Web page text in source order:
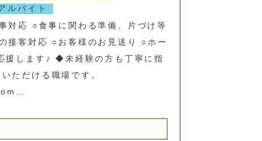
ルバイト
対応 ○食事に関わる準備、片づけ等
接客対応 ○お客様のお見送り ○ホー
します♪ ◆未経験の方も丁寧に指
ただける職場です。